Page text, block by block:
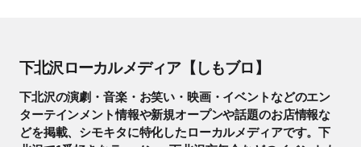
下北沢ローカルメディア【しもブロ】
下北沢の演劇・音楽・お笑い・映画・イベントなどのエン
ターテインメント情報や新規オープンや話題のお店情報な
どを掲載、シモキタに特化したローカルメディアです。下